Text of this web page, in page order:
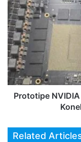
NVIDIA
GeForce
RTX
5090
dengan
Empat
Konektor
16-
PinPrototipe
Related